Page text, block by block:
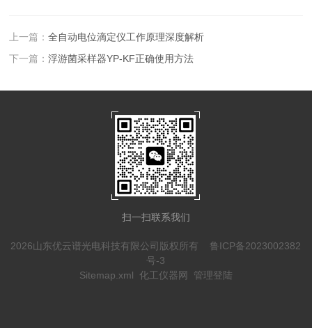
上一篇：全自动电位滴定仪工作原理深度解析
下一篇：浮游菌采样器YP-KF正确使用方法
扫一扫联系我们
2026山东优云谱光电科技有限公司版权所有 鲁ICP备2023002382
号-3
Sitemap.xml 化工仪器网 管理登陆